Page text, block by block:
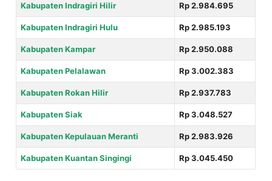
Kabupaten Indragiri Hilir Rp 2.984.695
Kabupaten Indragiri Hulu Rp 2.985.193
Kabupaten Kampar Rp 2.950.088
Kabupaten Pelalawan Rp 3.002.383
Kabupaten Rokan Hilir Rp 2.937.783
Kabupaten Siak Rp 3.048.527
Kabupaten Kepulauan Meranti Rp 2.983.926
Kabupaten Kuantan Singingi Rp 3.045.450